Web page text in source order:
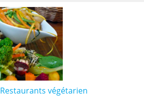
Restaurants végétarien